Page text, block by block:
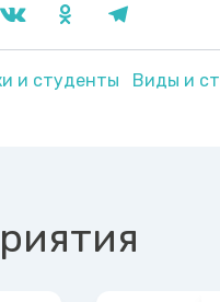
и студенты Виды и